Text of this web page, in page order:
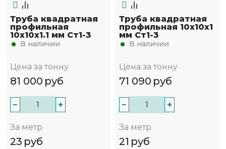
Труба квадратная
профильная
10х10х1.1 мм Ст1-3
В наличии
Цена за тонну
81 000 руб
− +
За метр
23 руб
Труба квадратная
профильная 10х10х1
мм Ст1-3
В наличии
Цена за тонну
71 090 руб
− +
За метр
21 руб